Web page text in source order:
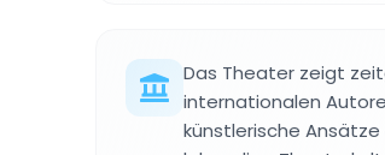
Das Theater zeigt
internationalen
künstlerische